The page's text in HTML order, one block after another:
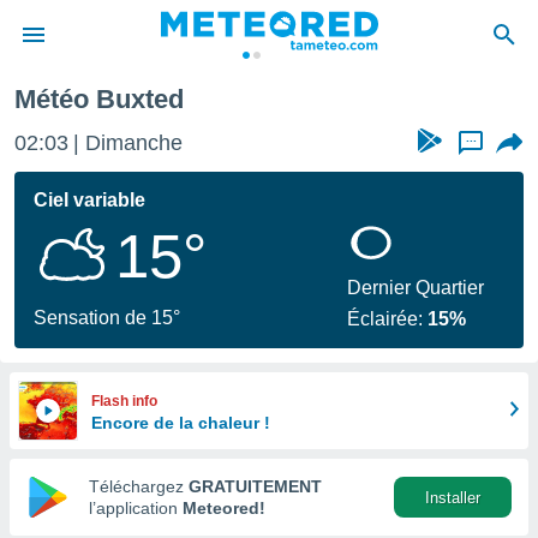
de
en
Météo Buxted
02:03 Dimanche ...
Ciel variable
15°
Sensation de 15°
Dernier Quartier
Éclairée: 15%
Flash info
Encore de la chaleur !
Téléchargez GRATUITEMENT
l’application Meteored!
Installer